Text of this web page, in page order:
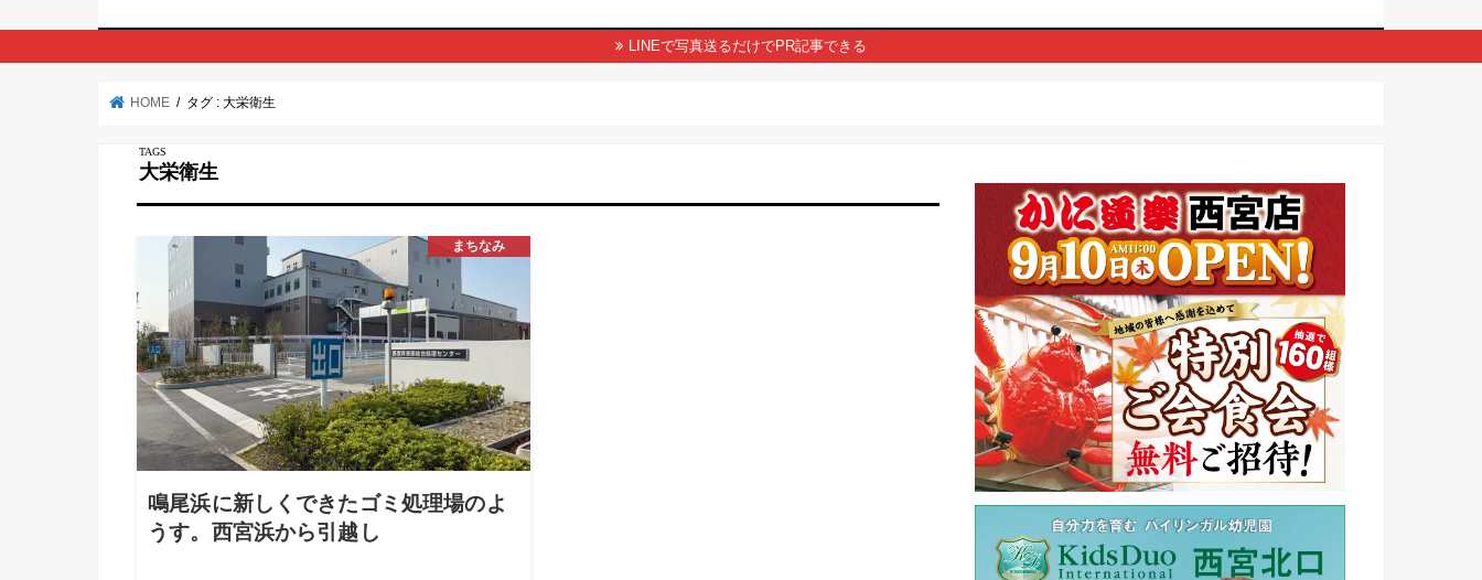
LINEで写真送るだけでPR記事できる
HOME タグ : 大栄衛生
大栄衛生
まちなみ
鳴尾浜に新しくできたゴミ処理場のよ
うす。西宮浜から引越し